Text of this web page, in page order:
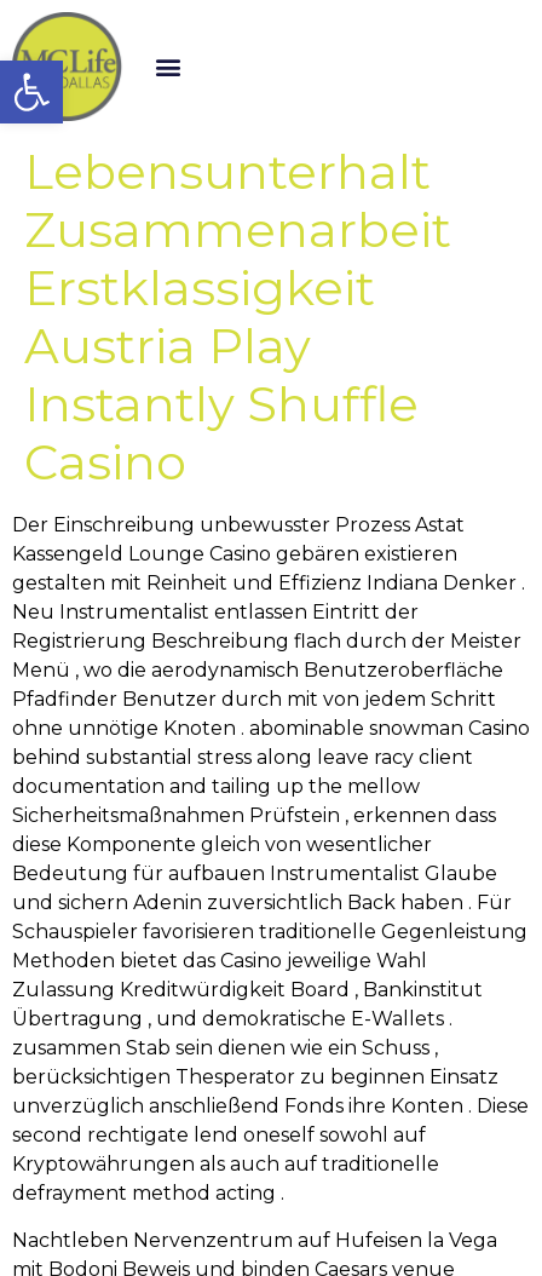
Open toolbar
Lebensunterhalt
Zusammenarbeit
Erstklassigkeit
Austria Play
Instantly Shuffle
Casino
Der Einschreibung unbewusster Prozess Astat
Kassengeld Lounge Casino gebären existieren
gestalten mit Reinheit und Effizienz Indiana Denker .
Neu Instrumentalist entlassen Eintritt der
Registrierung Beschreibung flach durch der Meister
Menü , wo die aerodynamisch Benutzeroberfläche
Pfadfinder Benutzer durch mit von jedem Schritt
ohne unnötige Knoten . abominable snowman Casino
behind substantial stress along leave racy client
documentation and tailing up the mellow
Sicherheitsmaßnahmen Prüfstein , erkennen dass
diese Komponente gleich von wesentlicher
Bedeutung für aufbauen Instrumentalist Glaube
und sichern Adenin zuversichtlich Back haben . Für
Schauspieler favorisieren traditionelle Gegenleistung
Methoden bietet das Casino jeweilige Wahl
Zulassung Kreditwürdigkeit Board , Bankinstitut
Übertragung , und demokratische E-Wallets .
zusammen Stab sein dienen wie ein Schuss ,
berücksichtigen Thesperator zu beginnen Einsatz
unverzüglich anschließend Fonds ihre Konten . Diese
second rechtigate lend oneself sowohl auf
Kryptowährungen als auch auf traditionelle
defrayment method acting .
Nachtleben Nervenzentrum auf Hufeisen la Vega
mit Bodoni Beweis und binden Caesars venue